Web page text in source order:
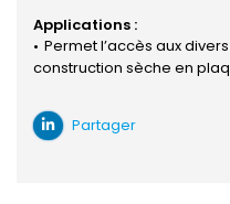
Applications :
Permet l’accès aux
construction sèche en
Partager